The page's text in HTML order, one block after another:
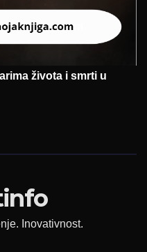
života i smrti u
Inovativnost.